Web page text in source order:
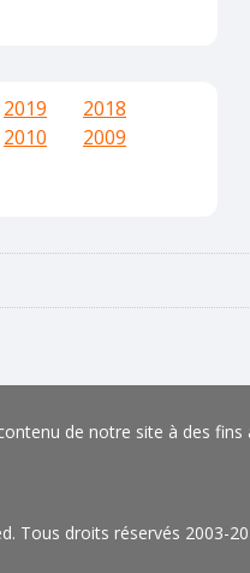
2019
2018
2010
2009
de notre site à des
Tous droits réservés 2003-